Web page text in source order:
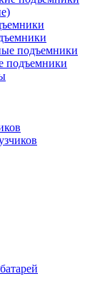
подъемники
подъемники